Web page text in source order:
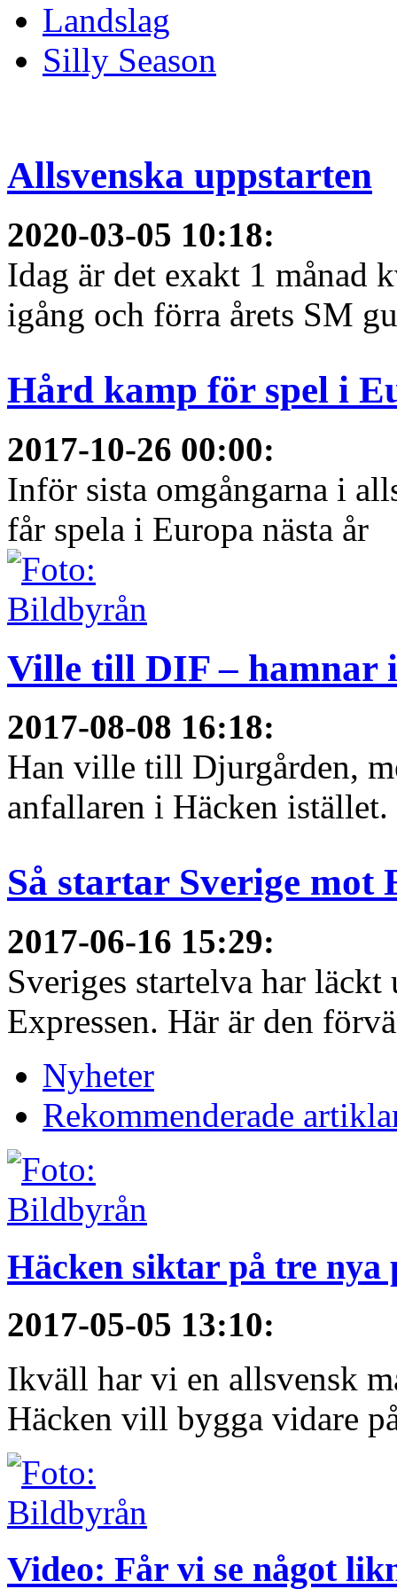
Landslag
Silly Season
Allsvenska uppstarten
2020-03-05 10:18:
Idag är det exakt 1 månad
igång och förra årets SM
Hård kamp för spel i
2017-10-26 00:00:
Inför sista omgångarna i
får spela i Europa nästa år
Ville till DIF – hamnar
2017-08-08 16:18:
Han ville till Djurgården,
anfallaren i Häcken
Så startar Sverige mot
2017-06-16 15:29:
Sveriges startelva har
Expressen. Här är den
Nyheter
Rekommenderade
Häcken siktar på tre nya
2017-05-05 13:10:
Ikväll har vi en allsvensk
Häcken vill bygga vidare
Video: Får vi se något